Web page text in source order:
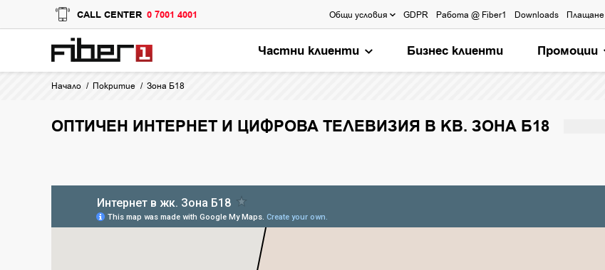
CALL CENTER 0 7001 4001 Общи условия GDPR Работа @ Fiber1 Downloads Плащане
Частни клиенти Бизнес клиенти Промоции
Начало Покритие Зона Б18
ОПТИЧЕН ИНТЕРНЕТ И ЦИФРОВА ТЕЛЕВИЗИЯ В КВ. ЗОНА Б18